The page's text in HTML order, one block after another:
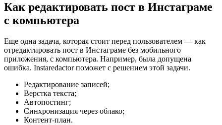
Как редактировать пост в Инстаграме
с компьютера
Еще одна задача, которая стоит перед пользователем — как
отредактировать пост в Инстаграме без мобильного
приложения, с компьютера. Например, была допущена
ошибка. Instaredactor поможет с решением этой задачи.
Редактирование записей;
Верстка текста;
Автопостинг;
Синхронизация через облако;
Контент-план.